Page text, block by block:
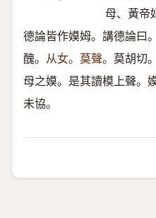
母、黃帝
德論皆作嫫姆。講德論曰
醜。 从女。莫聲。 莫胡切
母之嫫。是其讀模上聲。
未協。